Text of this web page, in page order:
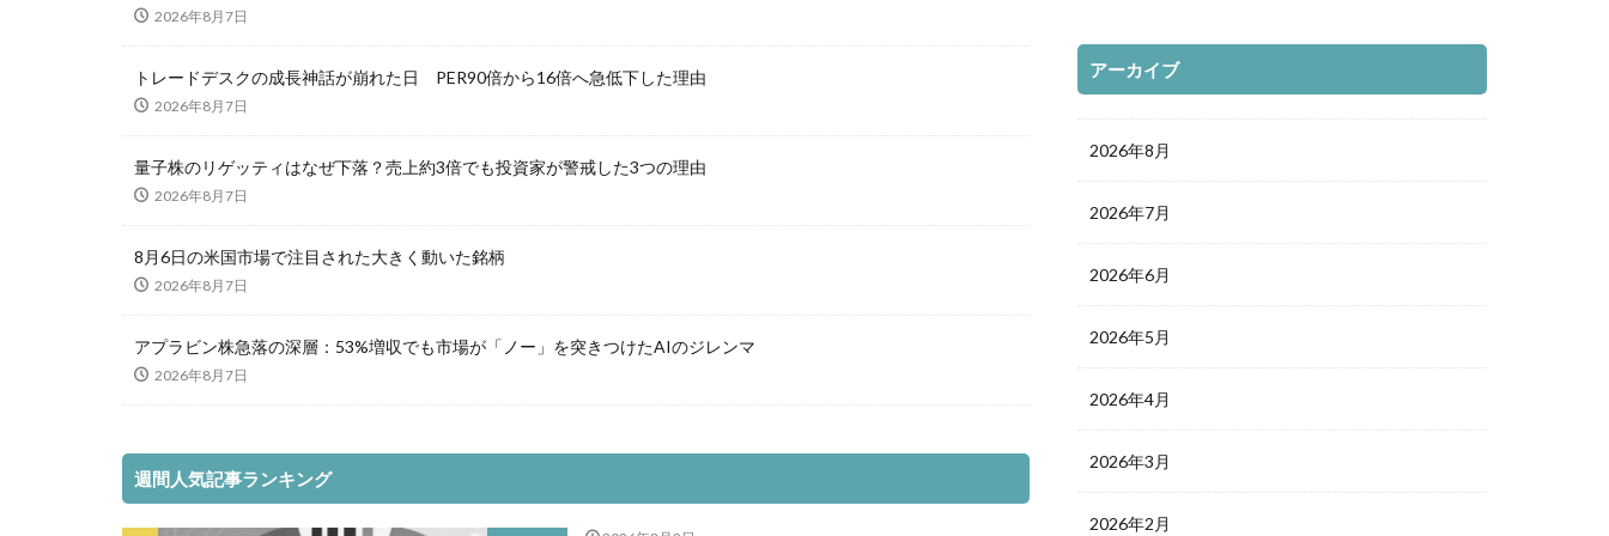
2026年8月7日
トレードデスクの成長神話が崩れた日 PER90倍から16倍へ急低下した理由
2026年8月7日
量子株のリゲッティはなぜ下落？売上約3倍でも投資家が警戒した3つの理由
2026年8月7日
8月6日の米国市場で注目された大きく動いた銘柄
2026年8月7日
アプラビン株急落の深層：53%増収でも市場が「ノー」を突きつけたAIのジレンマ
2026年8月7日
週間人気記事ランキング
アーカイブ
2026年8月
2026年7月
2026年6月
2026年5月
2026年4月
2026年3月
2026年2月